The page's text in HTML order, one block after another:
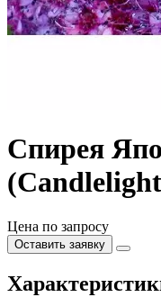
Cпирея
Цена по запросу
Оставить заявку